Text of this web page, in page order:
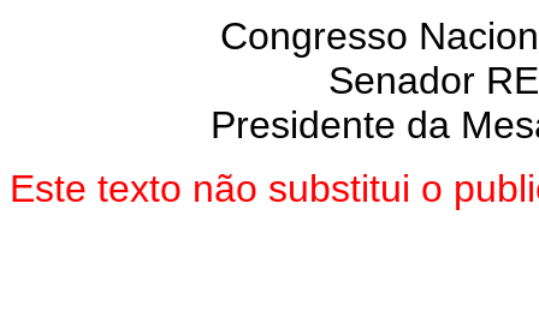
Congresso
Senador
Presidente da
Este texto não substitui o